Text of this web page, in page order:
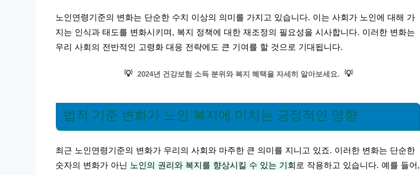
노인연령기준의 변화는 단순한 수치 이상의 의미를 가지고 있습니다. 이는 사회가 노인에 대해 가
지는 인식과 태도를 변화시키며, 복지 정책에 대한 재조정의 필요성을 시사합니다. 이러한 변화는
우리 사회의 전반적인 고령화 대응 전략에도 큰 기여를 할 것으로 기대됩니다.
💡 2024년 건강보험 소득 분위와 복지 혜택을 자세히 알아보세요. 💡
법적 기준 변화가 노인 복지에 미치는 긍정적인 영향
최근 노인연령기준의 변화가 우리의 사회와 마주한 큰 의미를 지니고 있죠. 이러한 변화는 단순한
숫자의 변화가 아닌 노인의 권리와 복지를 향상시킬 수 있는 기회 로 작용하고 있습니다. 예를 들어,